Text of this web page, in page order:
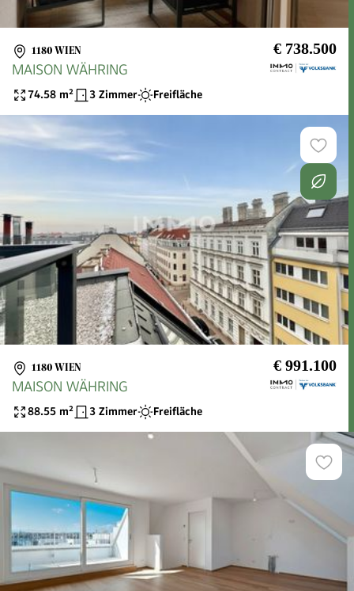
1180 WIEN € 738.500
MAISON WÄHRING
74.58 m² 3 Zimmer Freifläche
1180 WIEN € 991.100
MAISON WÄHRING
88.55 m² 3 Zimmer Freifläche